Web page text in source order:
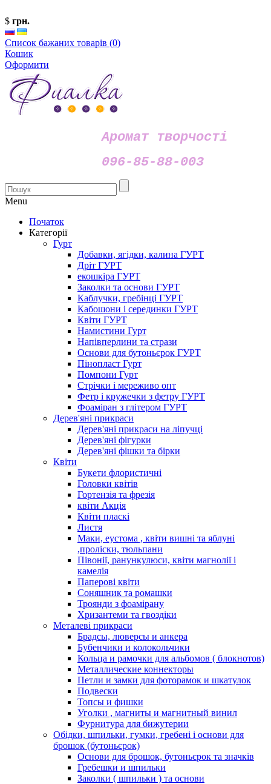
$ грн.
Список бажаних товарів (0)
Кошик
Оформити
Аромат творчості
096-85-88-003
Menu
Початок
Категорії
Гурт
Добавки, ягідки, калина ГУРТ
Дріт ГУРТ
екошкіра ГУРТ
Заколки та основи ГУРТ
Каблучки, гребінці ГУРТ
Кабошони і серединки ГУРТ
Квіти ГУРТ
Намистини Гурт
Напівперлини та стрази
Основи для бутоньєрок ГУРТ
Пінопласт Гурт
Помпони Гурт
Стрічки і мереживо опт
Фетр і кружечки з фетру ГУРТ
Фоаміран з глітером ГУРТ
Дерев'яні прикраси
Дерев'яні прикраси на ліпучці
Дерев'яні фігурки
Дерев'яні фішки та бірки
Квіти
Букети флористичні
Головки квітів
Гортензія та фрезія
квіти Акція
Квіти пласкі
Листя
Маки, еустома , квіти вишні та яблуні
,проліски, тюльпани
Півонії, ранункулюси, квіти магнолії і
камелія
Паперові квіти
Соняшник та ромашки
Троянди з фоамірану
Хризантеми та гвоздіки
Металеві прикраси
Брадсы, люверсы и анкера
Бубенчики и колокольчики
Кольца и рамочки для альбомов ( блокнотов)
Металлические коннекторы
Петли и замки для фоторамок и шкатулок
Подвески
Топсы и фишки
Уголки , магниты и магнитный винил
Фурнитура для бижутерии
Обідки, шпильки, гумки, гребені і основи для
брошок (бутоньєрок)
Основи для брошок, бутоньєрок та значків
Гребешки и шпильки
Заколки ( шпильки ) та основи